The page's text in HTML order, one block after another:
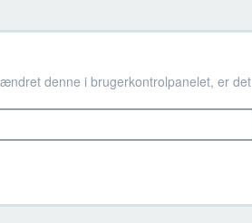
denne i brugerkontrolpanelet, er det